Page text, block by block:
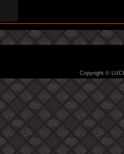
Copyright ©